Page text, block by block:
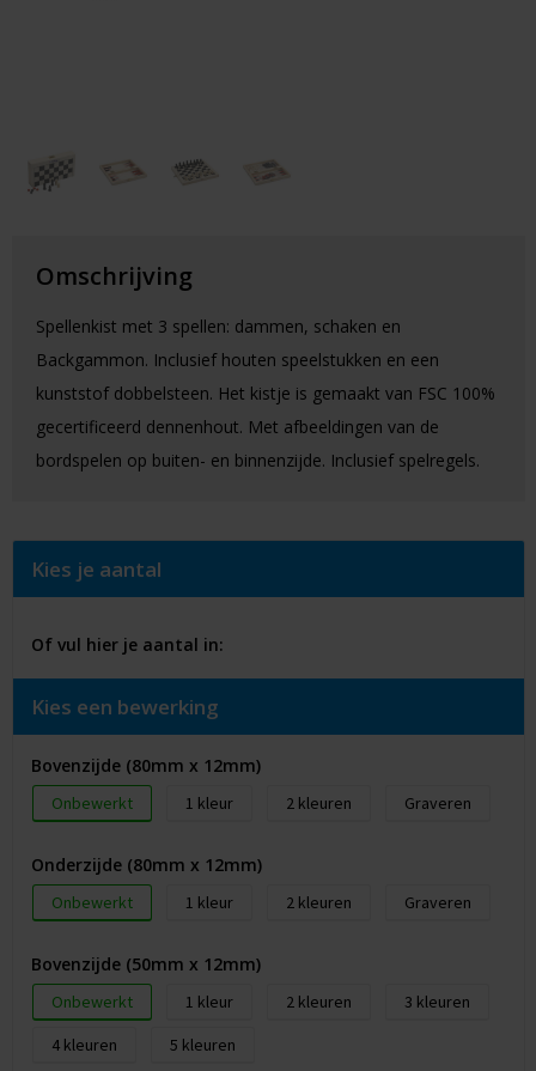
Omschrijving
Spellenkist met 3 spellen: dammen, schaken en
Backgammon. Inclusief houten speelstukken en een
kunststof dobbelsteen. Het kistje is gemaakt van FSC 100%
gecertificeerd dennenhout. Met afbeeldingen van de
bordspelen op buiten- en binnenzijde. Inclusief spelregels.
Kies je aantal
Of vul hier je aantal in:
Kies een bewerking
Bovenzijde (80mm x 12mm)
Onbewerkt 1 2 Graveren
Onderzijde (80mm x 12mm)
Onbewerkt 1 2 Graveren
Bovenzijde (50mm x 12mm)
Onbewerkt 1 2
3
4
5